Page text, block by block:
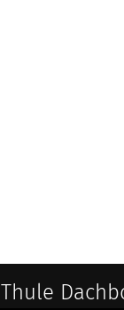
Thule